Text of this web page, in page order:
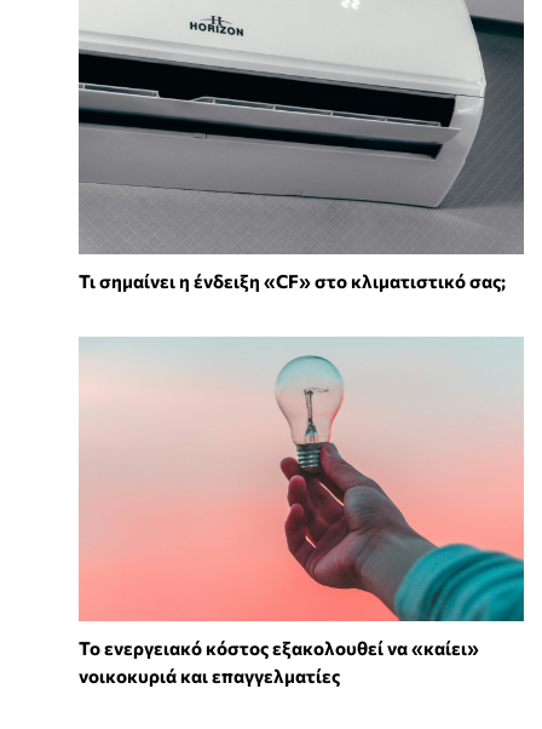
Τι σημαίνει η ένδειξη «CF» στο κλιματιστικό σας;
Το ενεργειακό κόστος εξακολουθεί να «καίει»
νοικοκυριά και επαγγελματίες